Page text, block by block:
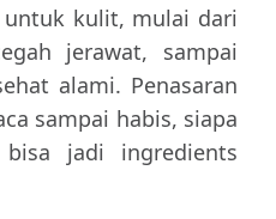
untuk kulit, mulai dari
jerawat, sampai
alami. Penasaran
sampai habis, siapa
jadi ingredients